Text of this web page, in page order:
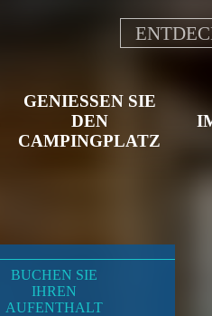
GENIESSEN SIE D
EN C
AMPINGPLATZ
BUCHEN SIE
IHREN
AUFENTHALT